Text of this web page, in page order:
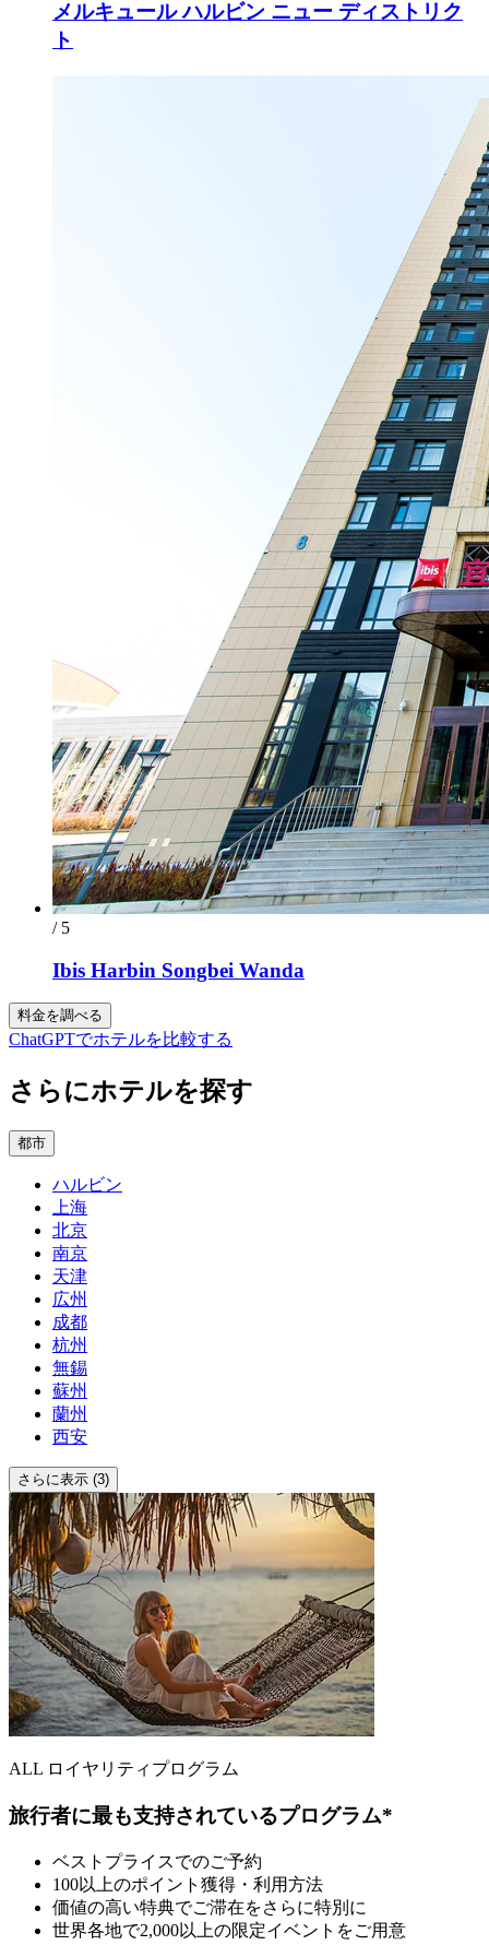
メルキュール ハルビン ニュー ディストリク
ト
/ 5
Ibis Harbin Songbei Wanda
料金を調べる
ChatGPTでホテルを比較する
さらにホテルを探す
都市
ハルビン
上海
北京
南京
天津
広州
成都
杭州
無錫
蘇州
蘭州
西安
さらに表示 (3)
ALL ロイヤリティプログラム
旅行者に最も支持されているプログラム*
ベストプライスでのご予約
100以上のポイント獲得・利用方法
価値の高い特典でご滞在をさらに特別に
世界各地で2,000以上の限定イベントをご用意